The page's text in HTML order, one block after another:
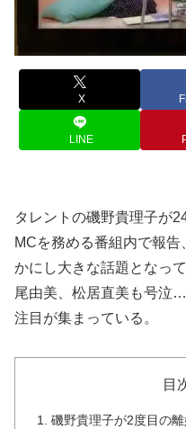
X
LINE
タレントの磯野貴理子が
MCを務める番組内で報
かにし大きな話題となっ
尾由美、松居直美も号泣
注目が集まっている。
目
磯野貴理子が2度目の